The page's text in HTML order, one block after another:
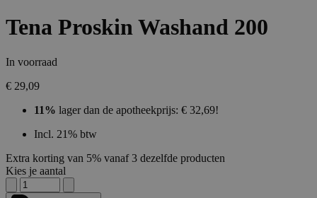
Tena Proskin Washand 200
In voorraad
€ 29,09
11% lager dan de apotheekprijs: € 32,69!
Incl. 21% btw
Extra korting van 5% vanaf 3 dezelfde producten
Kies je aantal